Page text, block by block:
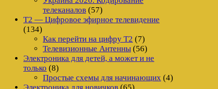
телеканалов (57)
Т2 — Цифровое эфирное телевидение
(134)
Как перейти на цифру Т2 (7)
Телевизионные Антенны (56)
Электроника для детей, а может и не
только (8)
Простые схемы для начинающих (4)